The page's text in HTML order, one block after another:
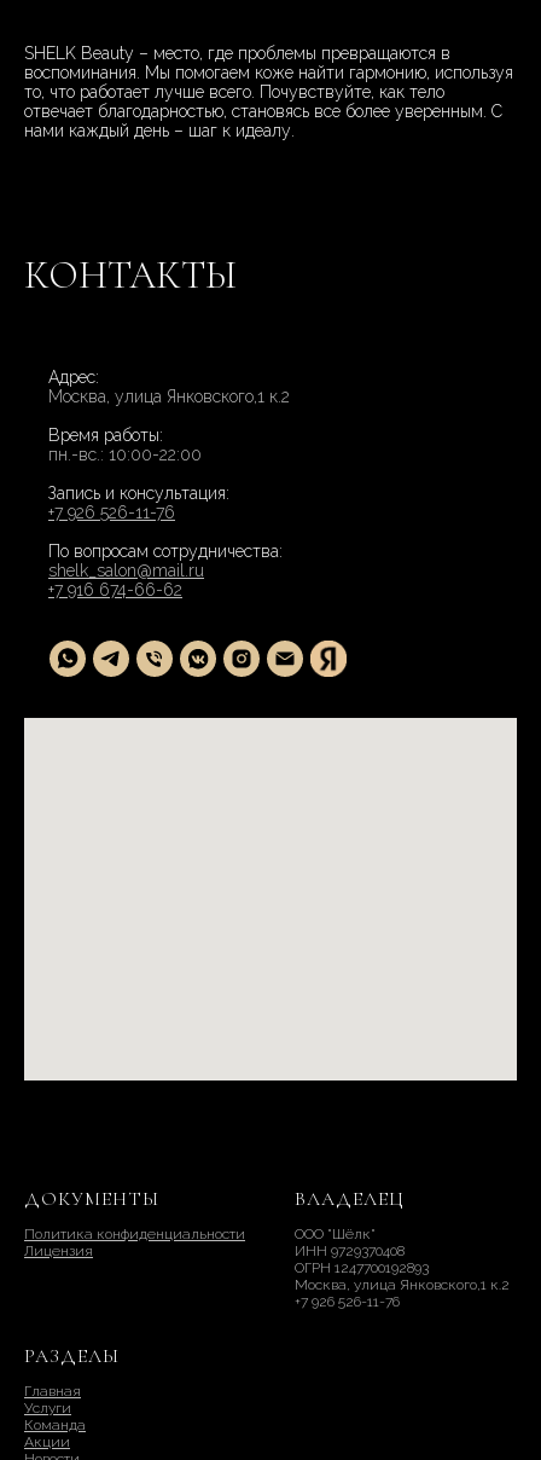
SHELK Beauty – место, где проблемы превращаются в
воспоминания. Мы помогаем коже найти гармонию, используя
то, что работает лучше всего. Почувствуйте, как тело
отвечает благодарностью, становясь все более уверенным. С
нами каждый день – шаг к идеалу.
КОНТАКТЫ
Адрес:
Москва, улица Янковского,1 к.2
Время работы:
пн.-вс.: 10:00-22:00
Запись и консультация:
+7 926 526-11-76
По вопросам сотрудничества:
shelk_salon@mail.ru
+7 916 674-66-62
ДОКУМЕНТЫ
Политика конфиденциальности
Лицензия
ВЛАДЕЛЕЦ
ООО "Шёлк"
ИНН 9729370408
ОГРН 1247700192893
Москва, улица Янковского,1 к.2
+7 926 526-11-76
РАЗДЕЛЫ
Главная
Услуги
Команда
Акции